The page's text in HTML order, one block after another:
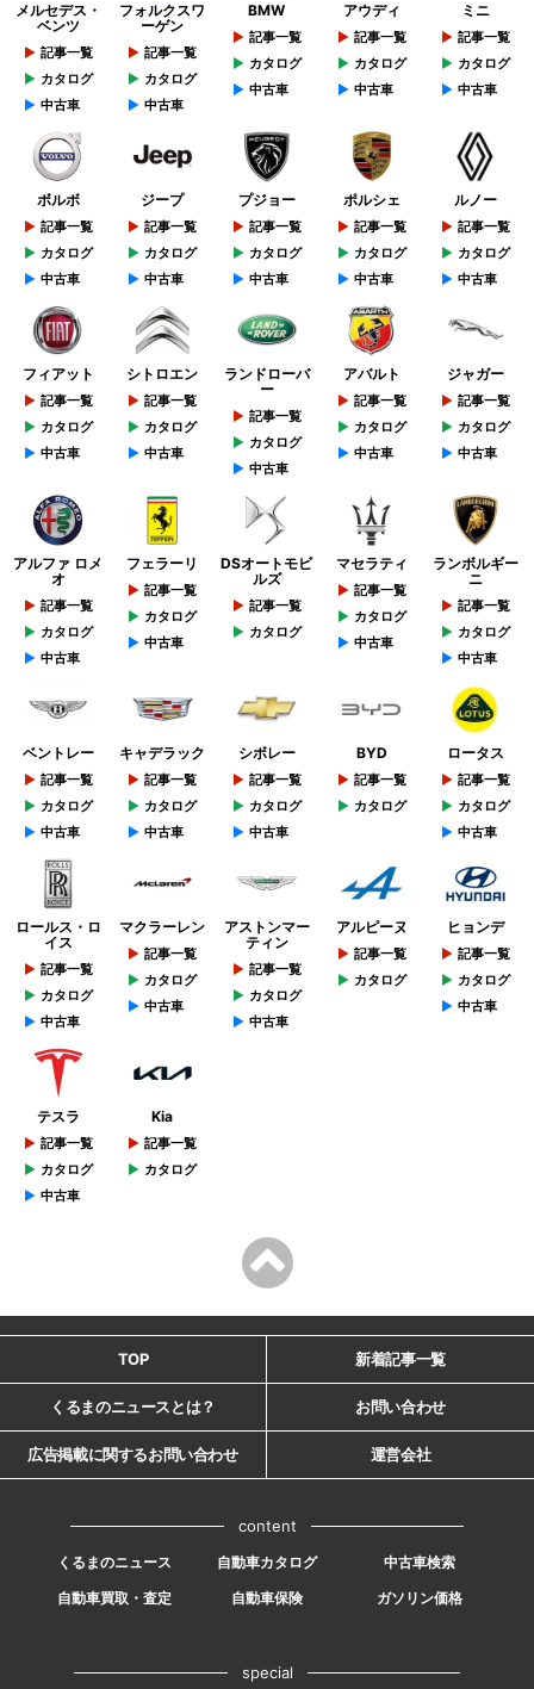
メルセデス・
ベンツ
記事一覧
カタログ
中古車
フォルクスワ
ーゲン
記事一覧
カタログ
中古車
BMW
記事一覧
カタログ
中古車
アウディ
記事一覧
カタログ
中古車
ミニ
記事一覧
カタログ
中古車
ボルボ
記事一覧
カタログ
中古車
ジープ
記事一覧
カタログ
中古車
プジョー
記事一覧
カタログ
中古車
ポルシェ
記事一覧
カタログ
中古車
ルノー
記事一覧
カタログ
中古車
フィアット
記事一覧
カタログ
中古車
シトロエン
記事一覧
カタログ
中古車
ランドローバ
ー
記事一覧
カタログ
中古車
アバルト
記事一覧
カタログ
中古車
ジャガー
記事一覧
カタログ
中古車
アルファ ロメ
オ
記事一覧
カタログ
中古車
フェラーリ
記事一覧
カタログ
中古車
DSオートモビ
ルズ
記事一覧
カタログ
マセラティ
記事一覧
カタログ
中古車
ランボルギー
ニ
記事一覧
カタログ
中古車
ベントレー
記事一覧
カタログ
中古車
キャデラック
記事一覧
カタログ
中古車
シボレー
記事一覧
カタログ
中古車
BYD
記事一覧
カタログ
ロータス
記事一覧
カタログ
中古車
ロールス・ロ
イス
記事一覧
カタログ
中古車
マクラーレン
記事一覧
カタログ
中古車
アストンマー
ティン
記事一覧
カタログ
中古車
アルピーヌ
記事一覧
カタログ
ヒョンデ
記事一覧
カタログ
中古車
テスラ
記事一覧
カタログ
中古車
Kia
記事一覧
カタログ
TOP 新着記事一覧
くるまのニュースとは？ お問い合わせ
広告掲載に関するお問い合わせ 運営会社
content
くるまのニュース 自動車カタログ
中古車検索
自動車買取・査定
自動車保険 ガソリン価格
special